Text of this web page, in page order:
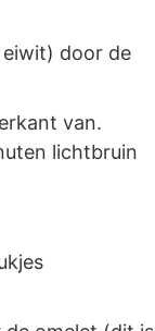
door de
van.
lichtbruin